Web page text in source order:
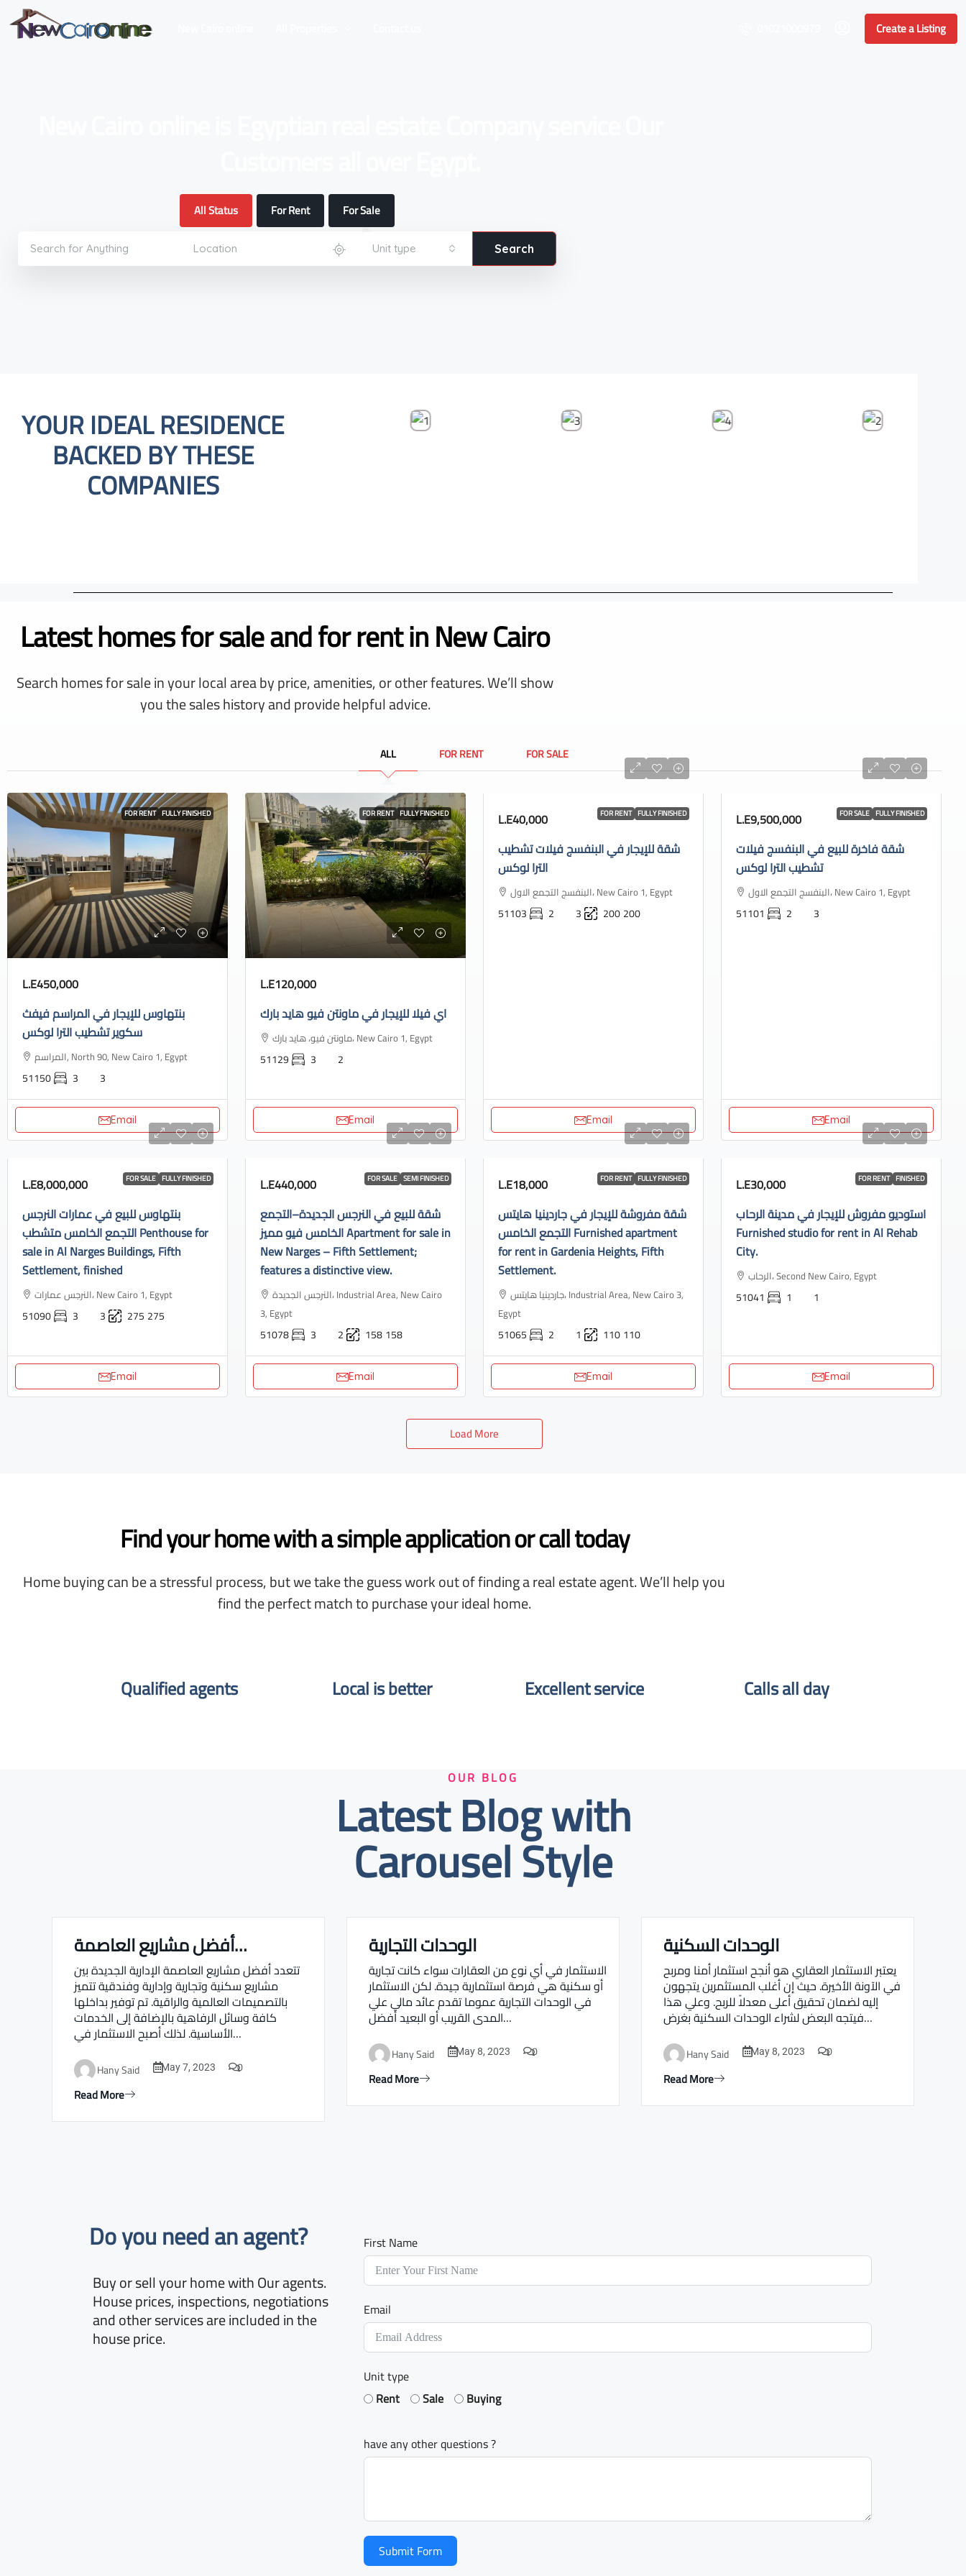
Create a Listing
All Status For Rent For Sale
Unit type Search
YOUR IDEAL RESIDENCE
BACKED BY THESE
COMPANIES
Latest homes for sale and for rent in New Cairo
Search homes for sale in your local area by price, amenities, or other features. We’ll show
you the sales history and provide helpful advice.
ALL FOR RENT FOR SALE
FOR RENT FULLY FINISHED
L.E450,000
بنتهاوس للإيجار في المراسم فيفث
سكوير تشطيب الترا لوكس
المراسم, North 90, New Cairo 1, Egypt
51150 3 3
Email
FOR RENT FULLY FINISHED
L.E120,000
اي فيلا للإيجار في ماونتن فيو هايد بارك
ماونتن فيو، هايد بارك، New Cairo 1, Egypt
51129 3 2
Email
FOR RENT FULLY FINISHED
L.E40,000
شقة للإيجار في البنفسج فيلات تشطيب
الترا لوكس
البنفسج التجمع الاول، New Cairo 1, Egypt
51103 2 3 200200
Email
FOR SALE FULLY FINISHED
L.E9,500,000
شقة فاخرة للبيع في البنفسج فيلات
تشطيب الترا لوكس
البنفسج التجمع الاول، New Cairo 1, Egypt
51101 2 3
Email
FOR SALE FULLY FINISHED
L.E8,000,000
بنتهاوس للبيع في عمارات النرجس
التجمع الخامس متشطب Penthouse for
sale in Al Narges Buildings, Fifth
Settlement, finished
النرجس عمارات، New Cairo 1, Egypt
51090 3 3 275 275
Email
FOR SALE SEMI FINISHED
L.E440,000
شقة للبيع في النرجس الجديدة–التجمع
الخامس فيو مميز Apartment for sale in
New Narges – Fifth Settlement;
features a distinctive view.
النرجس الجديدة، Industrial Area, New Cairo
3, Egypt
51078 3 2 158158
Email
FOR RENT FULLY FINISHED
L.E18,000
شقة مفروشة للإيجار في جاردينيا هايتس
التجمع الخامس Furnished apartment
for rent in Gardenia Heights, Fifth
Settlement.
جاردينيا هايتس، Industrial Area, New Cairo 3,
Egypt
51065 2 1 110110
Email
FOR RENT FINISHED
L.E30,000
استوديو مفروش للإيجار في مدينة الرحاب
Furnished studio for rent in Al Rehab
City.
الرحاب، Second New Cairo, Egypt
51041 1 1
Email
Load More
Find your home with a simple application or call today
Home buying can be a stressful process, but we take the guess work out of finding a real estate agent. We’ll help you
find the perfect match to purchase your ideal home.
Qualified agents​ Local is better​ Excellent service Calls all day
OUR BLOG
Latest Blog with
Carousel Style
Real estate Estate ville أفضل مشاريع العاصمة…
تتعدد أفضل مشاريع العاصمة الإدارية الجديدة بين
مشاريع سكنية وتجارية وإدارية وفندقية تتميز
بالتصميمات العالمية والراقية. تم توفير بداخلها
كافة وسائل الرفاهية بالإضافة إلى الخدمات
الأساسية. لذلك أصبح الاستثمار في…
Hany Said May 7, 2023 0
Read More
Real estate Estate ville
الوحدات التجارية
الاستثمار في أي نوع من العقارات سواء كانت تجارية
أو سكنية هي فرصة استثمارية جيدة. لكن الاستثمار
في الوحدات التجارية عموما تقدم عائد مالي علي
المدى القريب أو البعيد أفضل…
Hany Said May 8, 2023 0
Read More
Real estate Estate ville
الوحدات السكنية
يعتبر الاستثمار العقاري هو أنجح استثمار أمنا ومربح
في الآونة الأخيرة. حيث إن أغلب المستثمرين يتجهون
إليه لضمان تحقيق أعلى معدلاً للربح. وعلي هذا
فيتجه البعض لشراء الوحدات السكنية بغرض…
Hany Said May 8, 2023 0
Read More
Do you need an agent?​
Buy or sell your home with Our agents.
House prices, inspections, negotiations
and other services are included in the
house price.
First Name
Email
Unit type
Rent
Sale Buying
have any other questions ?
Submit Form